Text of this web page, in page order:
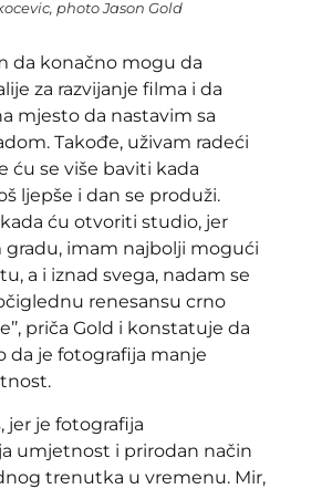
photo Jason Gold
da konačno mogu da
za razvijanje filma i da
mjesto da nastavim sa
Takođe, uživam radeći
ću se više baviti kada
ljepše i dan se produži.
ću otvoriti studio, jer
gradu, imam najbolji mogući
a i iznad svega, nadam se
renesansu crno
priča Gold i konstatuje da
da je fotografija manje
jer je fotografija
umjetnost i prirodan način
trenutka u vremenu. Mir,